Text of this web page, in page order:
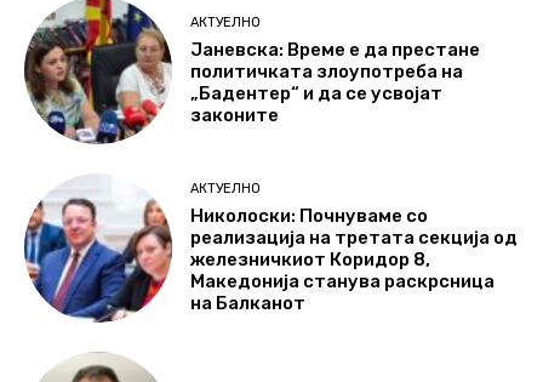
АКТУЕЛНО
Јаневска: Време е да престане
политичката злоупотреба на
„Бадентер“ и да се усвојат
законите
АКТУЕЛНО
Николоски: Почнуваме со
реализација на третата секција од
железничкиот Коридор 8,
Македонија станува раскрсница
на Балканот